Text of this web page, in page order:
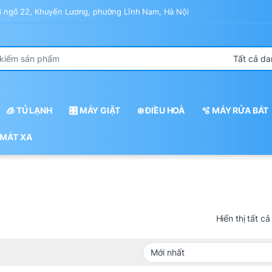
ngõ 22, Khuyến Lương, phường Lĩnh Nam, Hà Nội
🧊 TỦ LẠNH 🎛️ MÁY GIẶT ❄️ ĐIỀU HOÀ 🫧 MÁY RỬA BÁT
XA
Hiển thị tất